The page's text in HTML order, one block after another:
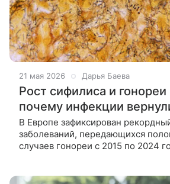
21 мая 2026 Дарья Баева
Рост сифилиса и гонореи
почему инфекции
В Европе зафиксирован
заболеваний, передающихся
случаев гонореи с 2015 по 2024